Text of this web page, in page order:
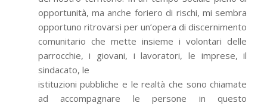
opportunità, ma anche foriero di rischi, mi sembra
opportuno ritrovarsi per un’opera di discernimento
comunitario che mette insieme i volontari delle
parrocchie, i giovani, i lavoratori, le imprese, il
sindacato, le
istituzioni pubbliche e le realtà che sono chiamate
ad accompagnare le persone in questo